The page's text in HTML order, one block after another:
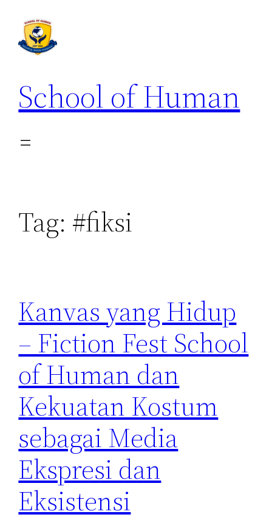
School of Human
Tag: #fiksi
Kanvas yang Hidup
– Fiction Fest School
of Human dan
Kekuatan Kostum
sebagai Media
Ekspresi dan
Eksistensi